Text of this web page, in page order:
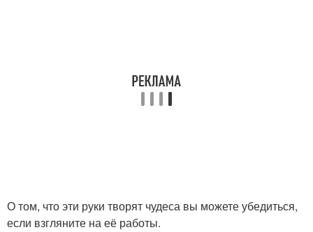
О том, что эти руки творят чудеса вы можете убедиться,
если взгляните на её работы.